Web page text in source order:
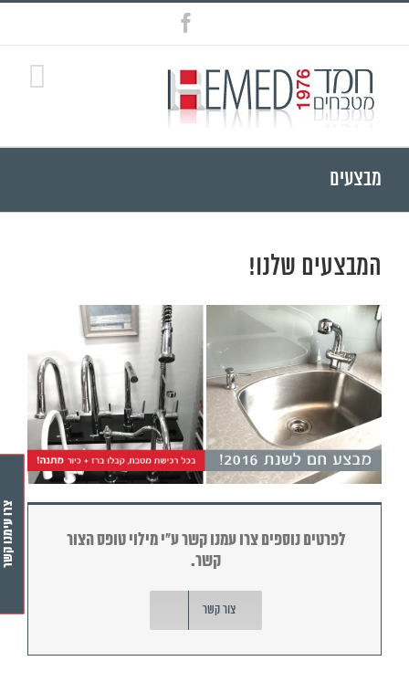
Skip
content
מבצעים
המבצעים שלנו!
לפרטים נוספים צרו עמנו קשר ע"י מילוי טופס הצור
קשר.
צור קשר
צרו עימנו קשר